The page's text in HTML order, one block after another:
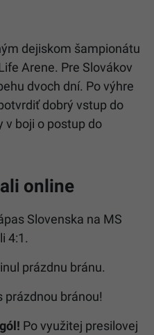
dejiskom šampionátu
Arene. Pre Slovákov
dvoch dní. Po výhre
dobrý vstup do
v boji o postup do
online
Slovenska na MS
4:1.
prázdnu bránu.
prázdnou bránou!
Po využitej presilovej